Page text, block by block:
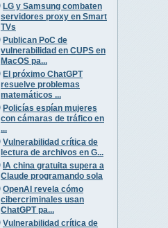
LG y Samsung combaten
servidores proxy en Smart
TVs
Publican PoC de
vulnerabilidad en CUPS en
MacOS pa...
El próximo ChatGPT
resuelve problemas
matemáticos ...
Policías espían mujeres
con cámaras de tráfico en
...
Vulnerabilidad crítica de
lectura de archivos en G...
IA china gratuita supera a
Claude programando sola
OpenAI revela cómo
cibercriminales usan
ChatGPT pa...
Vulnerabilidad crítica de